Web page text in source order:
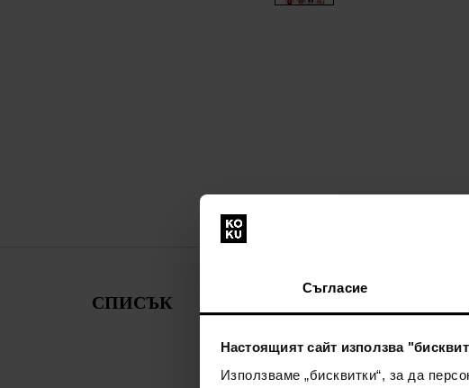
Съгласие
Настоящият сайт използва
Използваме „бисквитки“, за да
СПИСЪК